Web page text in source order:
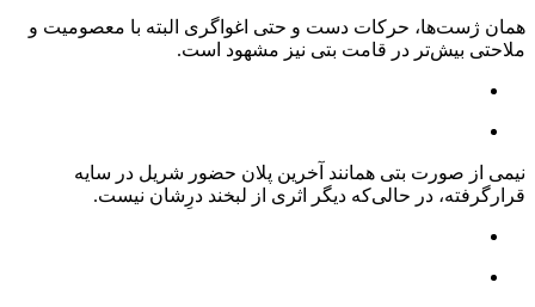
همان ژست‌ها، حرکات دست و حتی اغواگری البته با معصومیت و
ملاحتی بیش‌تر در قامت بتی نیز مشهود است.
نیمی از صورت بتی همانند آخرین پلان حضور شریل در سایه
قرارگرفته، در حالی‌که دیگر اثری از لبخند درِشان نیست.